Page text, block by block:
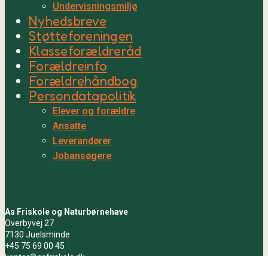
Undervisningsmiljø
Nyhedsbreve
Støtteforeningen
Klasseforældreråd
Forældreinfo
Forældrehåndbog
Persondatapolitik
Elever og forældre
Ansatte
Leverandører
Jobansøgere
As Friskole og Naturbørnehave
Overbyvej 27
7130 Juelsminde
+45 75 69 00 45